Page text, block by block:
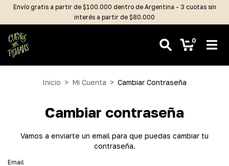
Envío gratis a partir de $100.000 dentro de Argentina - 3 cuotas sin
interés a partir de $80.000
0
Inicio > Mi Cuenta > Cambiar Contraseña
Cambiar contraseña
Vamos a enviarte un email para que puedas cambiar tu
contraseña.
Email